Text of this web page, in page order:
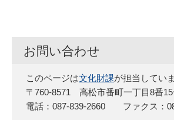
お問い合わせ
このページは文化財課が担当していま
〒760-8571 高松市番町一丁目8番
電話：087-839-2660 ファクス：